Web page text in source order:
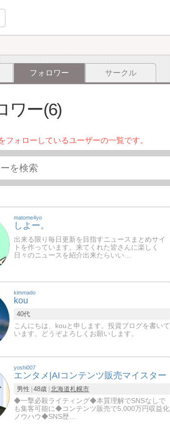
フォロワー サークル
ワー(6)
フォローしているユーザーの一覧です。
matome4yo
しよー。
出来る限り毎日更新を目指すニュースまとめサイ
トを作っています。来てくれた皆さんに楽しく
日々のニュースを紹介出来たらいい…
kimmado
kou
40代
こんにちは、kouと申します。投資ブログを書いて
います。どうぞよろしくお願いします。
yoshi007
エンタメ|AIコンテンツ販売マイスター
男性 48歳 北海道札幌市
◆一撃必殺ライティング◆本質理解でSNSなしで
も集客可能に◆コンテンツ販売で5,000万円収益化
ノウハウ◆SNS歴…